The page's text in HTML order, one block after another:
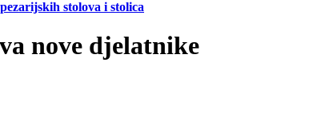
stolova i stolica
nove djelatnike